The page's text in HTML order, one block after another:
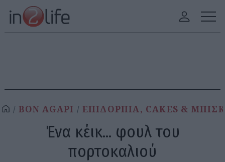
BON AGAPI ΕΠΙΔΟΡΠΙΑ, CAKES &
Ένα κέικ... φουλ του
πορτοκαλιού